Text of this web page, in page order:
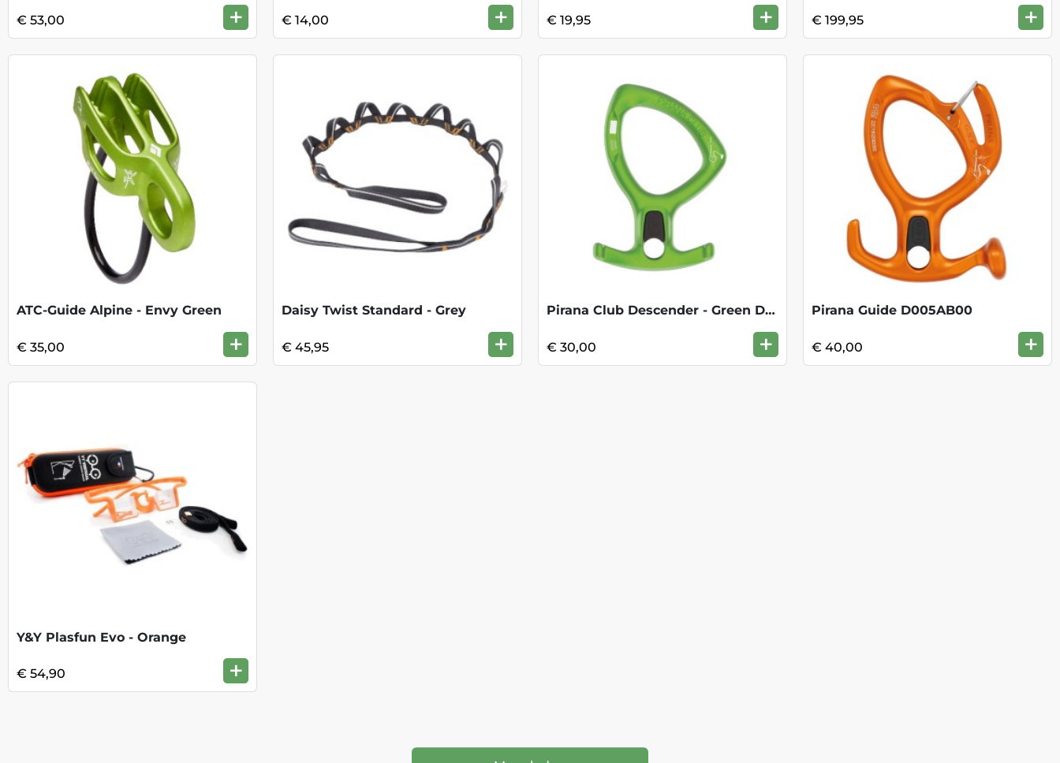
€ 53,00 + € 14,00 + € 19,95 + € 199,95 +
ATC-Guide Alpine - Envy Green
€ 35,00 +
Daisy Twist Standard - Grey
€ 45,95 +
Pirana Club Descender - Green D005BA00
€ 30,00 +
Pirana Guide D005AB00
€ 40,00 +
Y&Y Plasfun Evo - Orange
€ 54,90 +